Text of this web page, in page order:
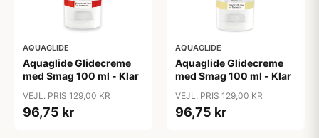
AQUAGLIDE
Aquaglide Glidecreme
med Smag 100 ml - Klar
VEJL. PRIS 129,00 KR
96,75 kr
AQUAGLIDE
Aquaglide Glidecreme
med Smag 100 ml - Klar
VEJL. PRIS 129,00 KR
96,75 kr